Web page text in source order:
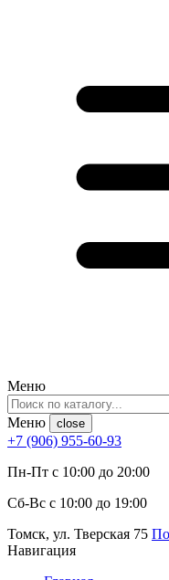
Меню
Меню close
+7 (906) 955-60-93
Пн-Пт с 10:00 до 20:00
Сб-Вс с 10:00 до 19:00
Томск, ул. Тверская 75
Навигация